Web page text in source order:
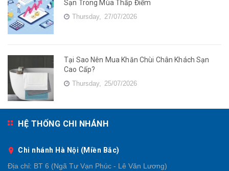
Sạn Trong Mùa Thấp Điểm
Thursday, 27/07/2026
Tại Sao Nên Mua Khăn Chùi Chân Khách Sạn
Cao Cấp?
Thursday, 25/07/2026
HỆ THỐNG CHI NHÁNH
Chi nhánh Hà Nội (Miền Bắc)
Địa chỉ: BT 6 (Ngã Tư Vạn Phúc - Lê Văn Lương)